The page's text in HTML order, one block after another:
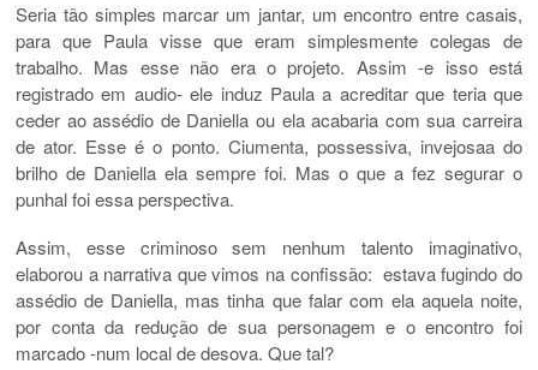
Seria tão simples marcar um jantar, um encontro entre casais,
para que Paula visse que eram simplesmente colegas de
trabalho. Mas esse não era o projeto. Assim -e isso está
registrado em audio- ele induz Paula a acreditar que teria que
ceder ao assédio de Daniella ou ela acabaria com sua carreira
de ator. Esse é o ponto. Ciumenta, possessiva, invejosaa do
brilho de Daniella ela sempre foi. Mas o que a fez segurar o
punhal foi essa perspectiva.
Assim, esse criminoso sem nenhum talento imaginativo,
elaborou a narrativa que vimos na confissão: estava fugindo do
assédio de Daniella, mas tinha que falar com ela aquela noite,
por conta da redução de sua personagem e o encontro foi
marcado -num local de desova. Que tal?